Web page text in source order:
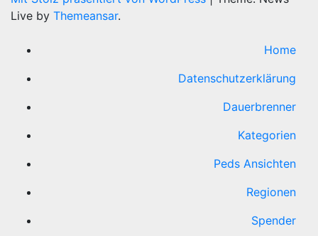
Live by Themeansar.
Home
Datenschutzerklärung
Dauerbrenner
Kategorien
Peds Ansichten
Regionen
Spender